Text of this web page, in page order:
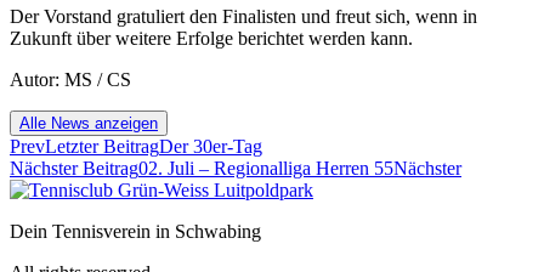
Der Vorstand gratuliert den Finalisten und freut sich, wenn in
Zukunft über weitere Erfolge berichtet werden kann.
Autor: MS / CS
Alle News anzeigen
PrevLetzter BeitragDer 30er-Tag
Nächster Beitrag02. Juli – Regionalliga Herren 55Nächster
Dein Tennisverein in Schwabing